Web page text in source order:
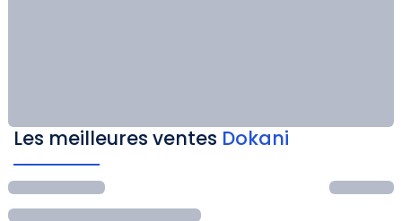
Les meilleures ventes Dokani